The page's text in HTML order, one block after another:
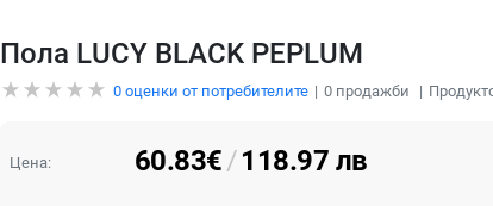
Пола LUCY BLACK PEPLUM
0оценки от потребителите 0продажби
Цена: 60.83€/118.97 лв